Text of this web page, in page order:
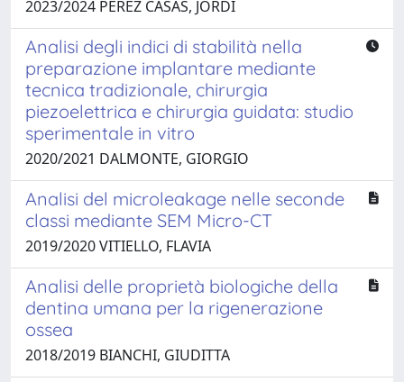
2023/2024 PEREZ CASAS, JORDI
Analisi degli indici di stabilità nella
preparazione implantare mediante
tecnica tradizionale, chirurgia
piezoelettrica e chirurgia guidata: studio
sperimentale in vitro
2020/2021 DALMONTE, GIORGIO
Analisi del microleakage nelle seconde
classi mediante SEM Micro-CT
2019/2020 VITIELLO, FLAVIA
Analisi delle proprietà biologiche della
dentina umana per la rigenerazione
ossea
2018/2019 BIANCHI, GIUDITTA